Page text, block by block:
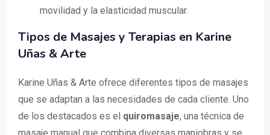
movilidad y la elasticidad muscular.
Tipos de Masajes y Terapias en Karine
Uñas & Arte
Karine Uñas & Arte ofrece diferentes tipos de masajes
que se adaptan a las necesidades de cada cliente. Uno
de los destacados es el quiromasaje, una técnica de